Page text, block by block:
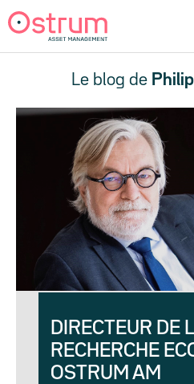
Le blog de
DIRECTEUR DE
RECHERCHE
OSTRUM AM